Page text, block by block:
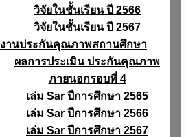
วิจัยในชั้นเรียน ปี 2566
วิจัยในชั้นเรียน ปี 2567
งานประกันคุณภาพสถานศึกษา
ผลการประเมิน ประกันคุณภาพ
ภายนอกรอบที่ 4
เล่ม Sar ปีการศึกษา 2565
เล่ม Sar ปีการศึกษา 2566
เล่ม Sar ปีการศึกษา 2567